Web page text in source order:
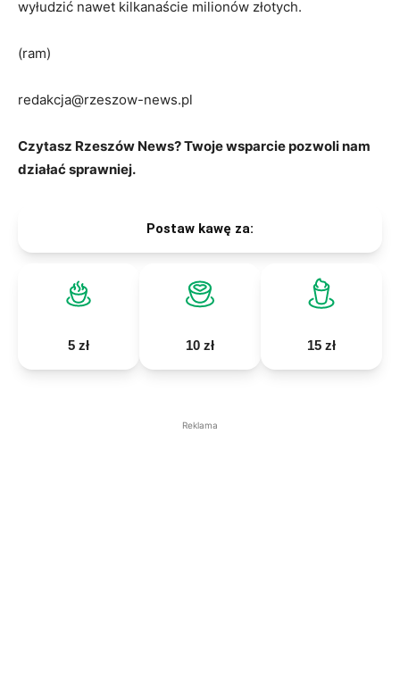
wyłudzić nawet kilkanaście milionów złotych.
(ram)
redakcja@rzeszow-news.pl
Czytasz Rzeszów News? Twoje wsparcie pozwoli nam
działać sprawniej.
Postaw kawę za:
5 zł 10 zł 15 zł
Reklama